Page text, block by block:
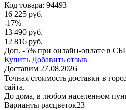
Код товара: 94493
16 225 руб.
-17%
13 490 руб.
12 816 руб.
Доп. -5% при онлайн-оплате в
Купить Добавить отзыв
Доставим 27.08.2026
Точная стоимость доставки в
сайта.
До дома, в любом населенном
Варианты расцветок23